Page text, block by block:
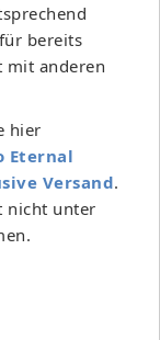
bereits
mit anderen
hier
Eternal
Versand.
nicht unter